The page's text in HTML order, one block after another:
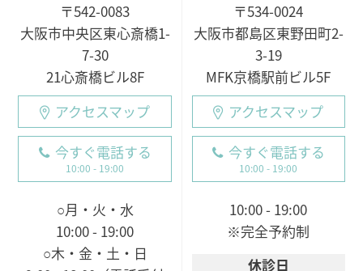
〒542-0083
大阪市中央区東心斎橋1-
7-30
21心斎橋ビル8F
アクセスマップ
今すぐ電話する
10:00 - 19:00
○月・火・水
10:00 - 19:00
○木・金・土・日
〒534-0024
大阪市都島区東野田町2-
3-19
MFK京橋駅前ビル5F
アクセスマップ
今すぐ電話する
10:00 - 19:00
10:00 - 19:00
※完全予約制
休診日